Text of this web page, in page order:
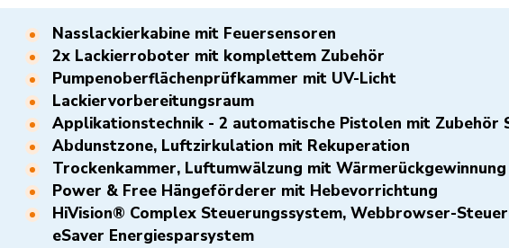
Nasslackierkabine mit Feuersensoren
2x Lackierroboter mit komplettem Zubehör
Pumpenoberflächenprüfkammer mit UV-Licht
Lackiervorbereitungsraum
Applikationstechnik - 2 automatische Pistolen mit
Abdunstzone, Luftzirkulation mit Rekuperation
Trockenkammer, Luftumwälzung mit
Power & Free Hängeförderer mit Hebevorrichtung
HiVision® Complex Steuerungssystem, Webbrowser-
eSaver Energiesparsystem